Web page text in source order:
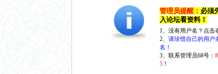
管理员提醒： 必须
入论坛看资料！
1、没有用户名？点
2、 请珍惜自己的用户
名！
3、联系管理员68号：
5 ！